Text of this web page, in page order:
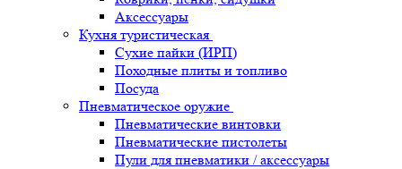
Аксессуары
Кухня туристическая
Сухие пайки (ИРП)
Походные плиты и топливо
Посуда
Пневматическое оружие
Пневматические винтовки
Пневматические пистолеты
Пули для пневматики / аксессуары